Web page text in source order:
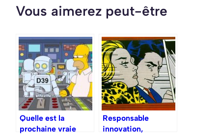
Vous aimerez peut-être
Quelle est la
prochaine vraie
Responsable
innovation,